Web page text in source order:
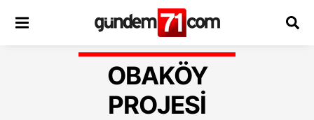
OBAKÖY
PROJESI